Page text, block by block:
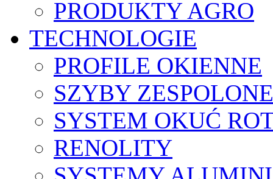
PRODUKTY AGRO
TECHNOLOGIE
PROFILE OKIENNE
SZYBY ZESPOLONE
SYSTEM OKUĆ
RENOLITY